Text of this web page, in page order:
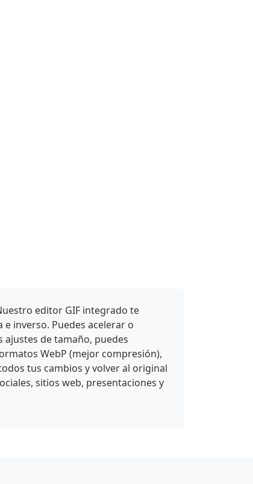
editor GIF integrado te
inverso. Puedes acelerar o
ajustes de tamaño, puedes
WebP (mejor compresión),
tus cambios y volver al original
sitios web, presentaciones y